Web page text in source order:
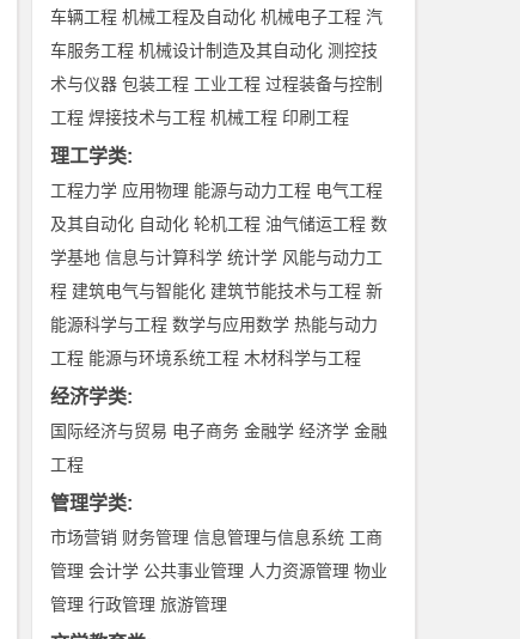
车辆工程 机械工程及自动化 机械电子工程 汽
车服务工程 机械设计制造及其自动化 测控技
术与仪器 包装工程 工业工程 过程装备与控制
工程 焊接技术与工程 机械工程 印刷工程
理工学类:
工程力学 应用物理 能源与动力工程 电气工程
及其自动化 自动化 轮机工程 油气储运工程 数
学基地 信息与计算科学 统计学 风能与动力工
程 建筑电气与智能化 建筑节能技术与工程 新
能源科学与工程 数学与应用数学 热能与动力
工程 能源与环境系统工程 木材科学与工程
经济学类:
国际经济与贸易 电子商务 金融学 经济学 金融
工程
管理学类:
市场营销 财务管理 信息管理与信息系统 工商
管理 会计学 公共事业管理 人力资源管理 物业
管理 行政管理 旅游管理